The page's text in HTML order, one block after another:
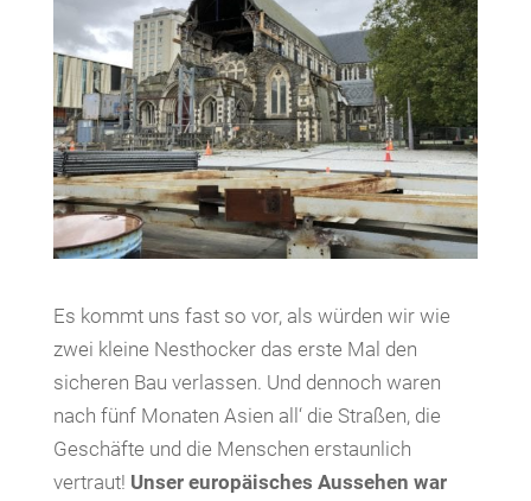
Es kommt uns fast so vor, als würden wir wie
zwei kleine Nesthocker das erste Mal den
sicheren Bau verlassen. Und dennoch waren
nach fünf Monaten Asien all‘ die Straßen, die
Geschäfte und die Menschen erstaunlich
vertraut! Unser europäisches Aussehen war